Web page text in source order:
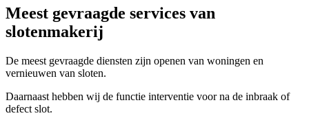
Meest gevraagde services van
slotenmakerij
De meest gevraagde diensten zijn openen van woningen en
vernieuwen van sloten.
Daarnaast hebben wij de functie interventie voor na de inbraak of
defect slot.